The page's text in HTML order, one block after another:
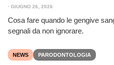
⋅ GIUGNO 26, 2026
Cosa fare quando le gengive
segnali da non ignorare.
NEWS PARODONTOLOGIA